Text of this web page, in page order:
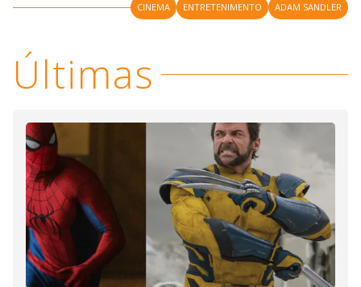
CINEMA ENTRETENIMENTO ADAM SANDLER
Últimas